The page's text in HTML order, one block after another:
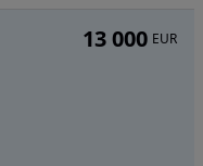
13 000 EUR